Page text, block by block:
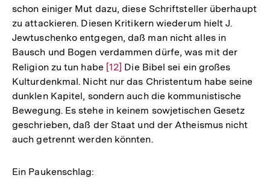
schon einiger Mut dazu, diese Schriftsteller überhaupt
zu attackieren. Diesen Kritikern wiederum hielt J.
Jewtuschenko entgegen, daß man nicht alles in
Bausch und Bogen verdammen dürfe, was mit der
Religion zu tun habe Zur
Auflösung
der
Fußnote
[12] Die Bibel sei ein großes
Kulturdenkmal. Nicht nur das Christentum habe seine
dunklen Kapitel, sondern auch die kommunistische
Bewegung. Es stehe in keinem sowjetischen Gesetz
geschrieben, daß der Staat und der Atheismus nicht
auch getrennt werden könnten.
Ein Paukenschlag: